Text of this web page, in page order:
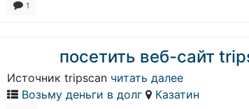
1
посетить веб-сайт
Источник tripscan читать далее
Возьму деньги в долг
Казатин